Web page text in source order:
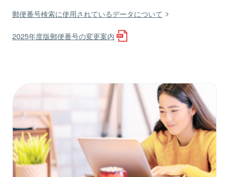
郵便番号検索に使用されているデータについて
2025年度版郵便番号の変更案内